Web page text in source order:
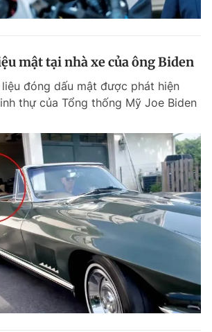
mật tại nhà xe của ông Biden
đóng dấu mật được phát hiện
thự của Tổng thống Mỹ Joe Biden